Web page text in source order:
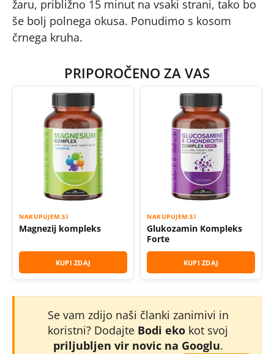
žaru, približno 15 minut na vsaki strani, tako bo
še bolj polnega okusa. Ponudimo s kosom
črnega kruha.
PRIPOROČENO ZA VAS
NAKUPUJEM.SI
Magnezij kompleks
KUPI ZDAJ
NAKUPUJEM.SI
Glukozamin Kompleks
Forte
KUPI ZDAJ
Se vam zdijo naši članki zanimivi in
koristni? Dodajte Bodi eko kot svoj
priljubljen vir novic na Googlu.